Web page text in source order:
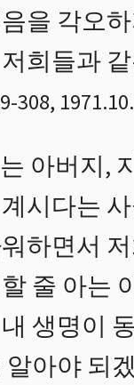
을 각오
희들과
-308,
아버지,
시다는
하면서
줄 아는
생명이
알아야 되